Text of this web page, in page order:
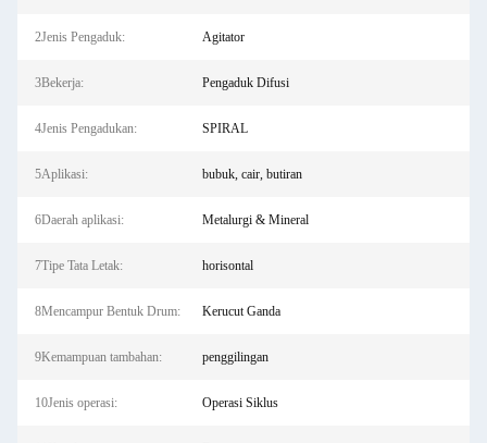
2Jenis Pengaduk: Agitator
3Bekerja: Pengaduk Difusi
4Jenis Pengadukan: SPIRAL
5Aplikasi: bubuk, cair, butiran
6Daerah aplikasi: Metalurgi & Mineral
7Tipe Tata Letak: horisontal
8Mencampur Bentuk Drum: Kerucut Ganda
9Kemampuan tambahan: penggilingan
10Jenis operasi: Operasi Siklus